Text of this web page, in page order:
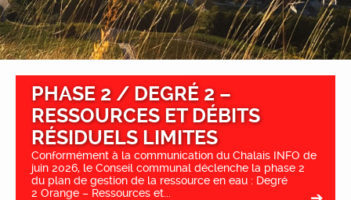
PHASE 2 / DEGRÉ 2 –
RESSOURCES ET DÉBITS
RÉSIDUELS LIMITES
Conformément à la communication du Chalais INFO de
juin 2026, le Conseil communal déclenche la phase 2
du plan de gestion de la ressource en eau : Degré
2 Orange – Ressources et...